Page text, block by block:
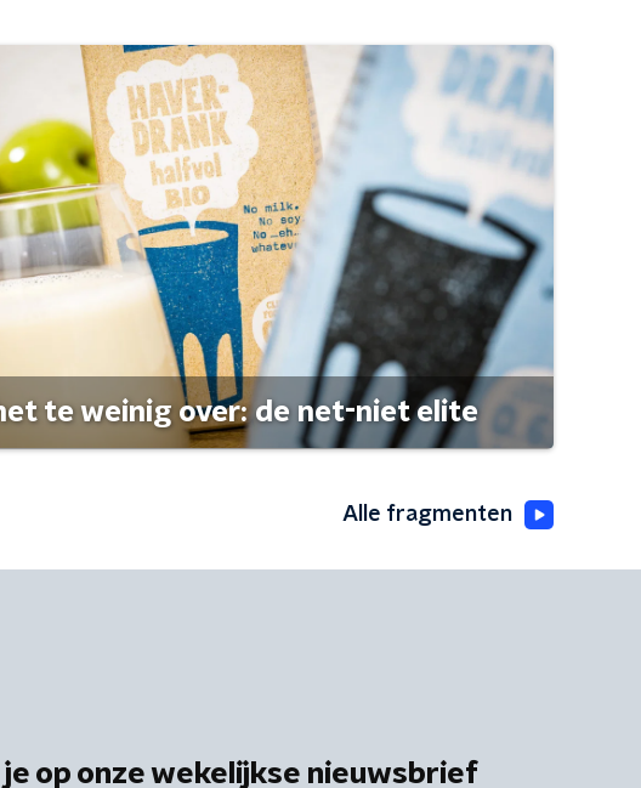
te weinig over: de net-niet elite
Alle fragmenten
op onze wekelijkse nieuwsbrief